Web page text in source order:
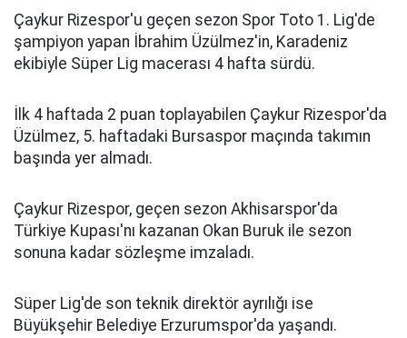
Çaykur Rizespor'u geçen sezon Spor Toto 1. Lig'de
şampiyon yapan İbrahim Üzülmez'in, Karadeniz
ekibiyle Süper Lig macerası 4 hafta sürdü.
İlk 4 haftada 2 puan toplayabilen Çaykur Rizespor'da
Üzülmez, 5. haftadaki Bursaspor maçında takımın
başında yer almadı.
Çaykur Rizespor, geçen sezon Akhisarspor'da
Türkiye Kupası'nı kazanan Okan Buruk ile sezon
sonuna kadar sözleşme imzaladı.
Süper Lig'de son teknik direktör ayrılığı ise
Büyükşehir Belediye Erzurumspor'da yaşandı.